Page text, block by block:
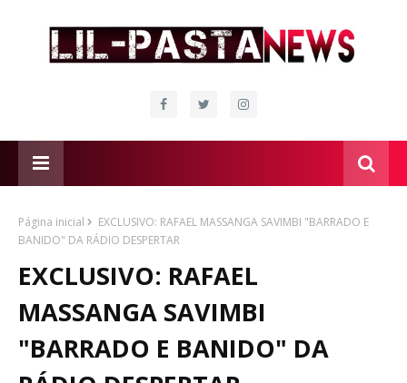
Página inicial
EXCLUSIVO: RAFAEL MASSANGA SAVIMBI "BARRADO E
BANIDO" DA RÁDIO DESPERTAR
EXCLUSIVO: RAFAEL
MASSANGA SAVIMBI
"BARRADO E BANIDO" DA